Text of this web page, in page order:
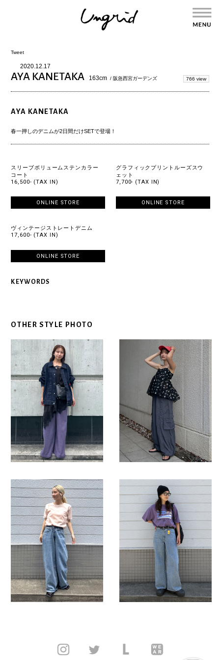
Tweet
2020.12.17
AYA KANETAKA 163cm / 阪急西宮ガーデンズ 766 view
AYA KANETAKA
春一押しのデニムが2日間だけSETで登場！
スリーブボリュームステンカラー
コート
16,500- (TAX IN)
ONLINE STORE
グラフィックプリントルーズスウ
ェット
7,700- (TAX IN)
ONLINE STORE
ヴィンテージストレートデニム
17,600- (TAX IN)
ONLINE STORE
KEYWORDS
OTHER STYLE PHOTO